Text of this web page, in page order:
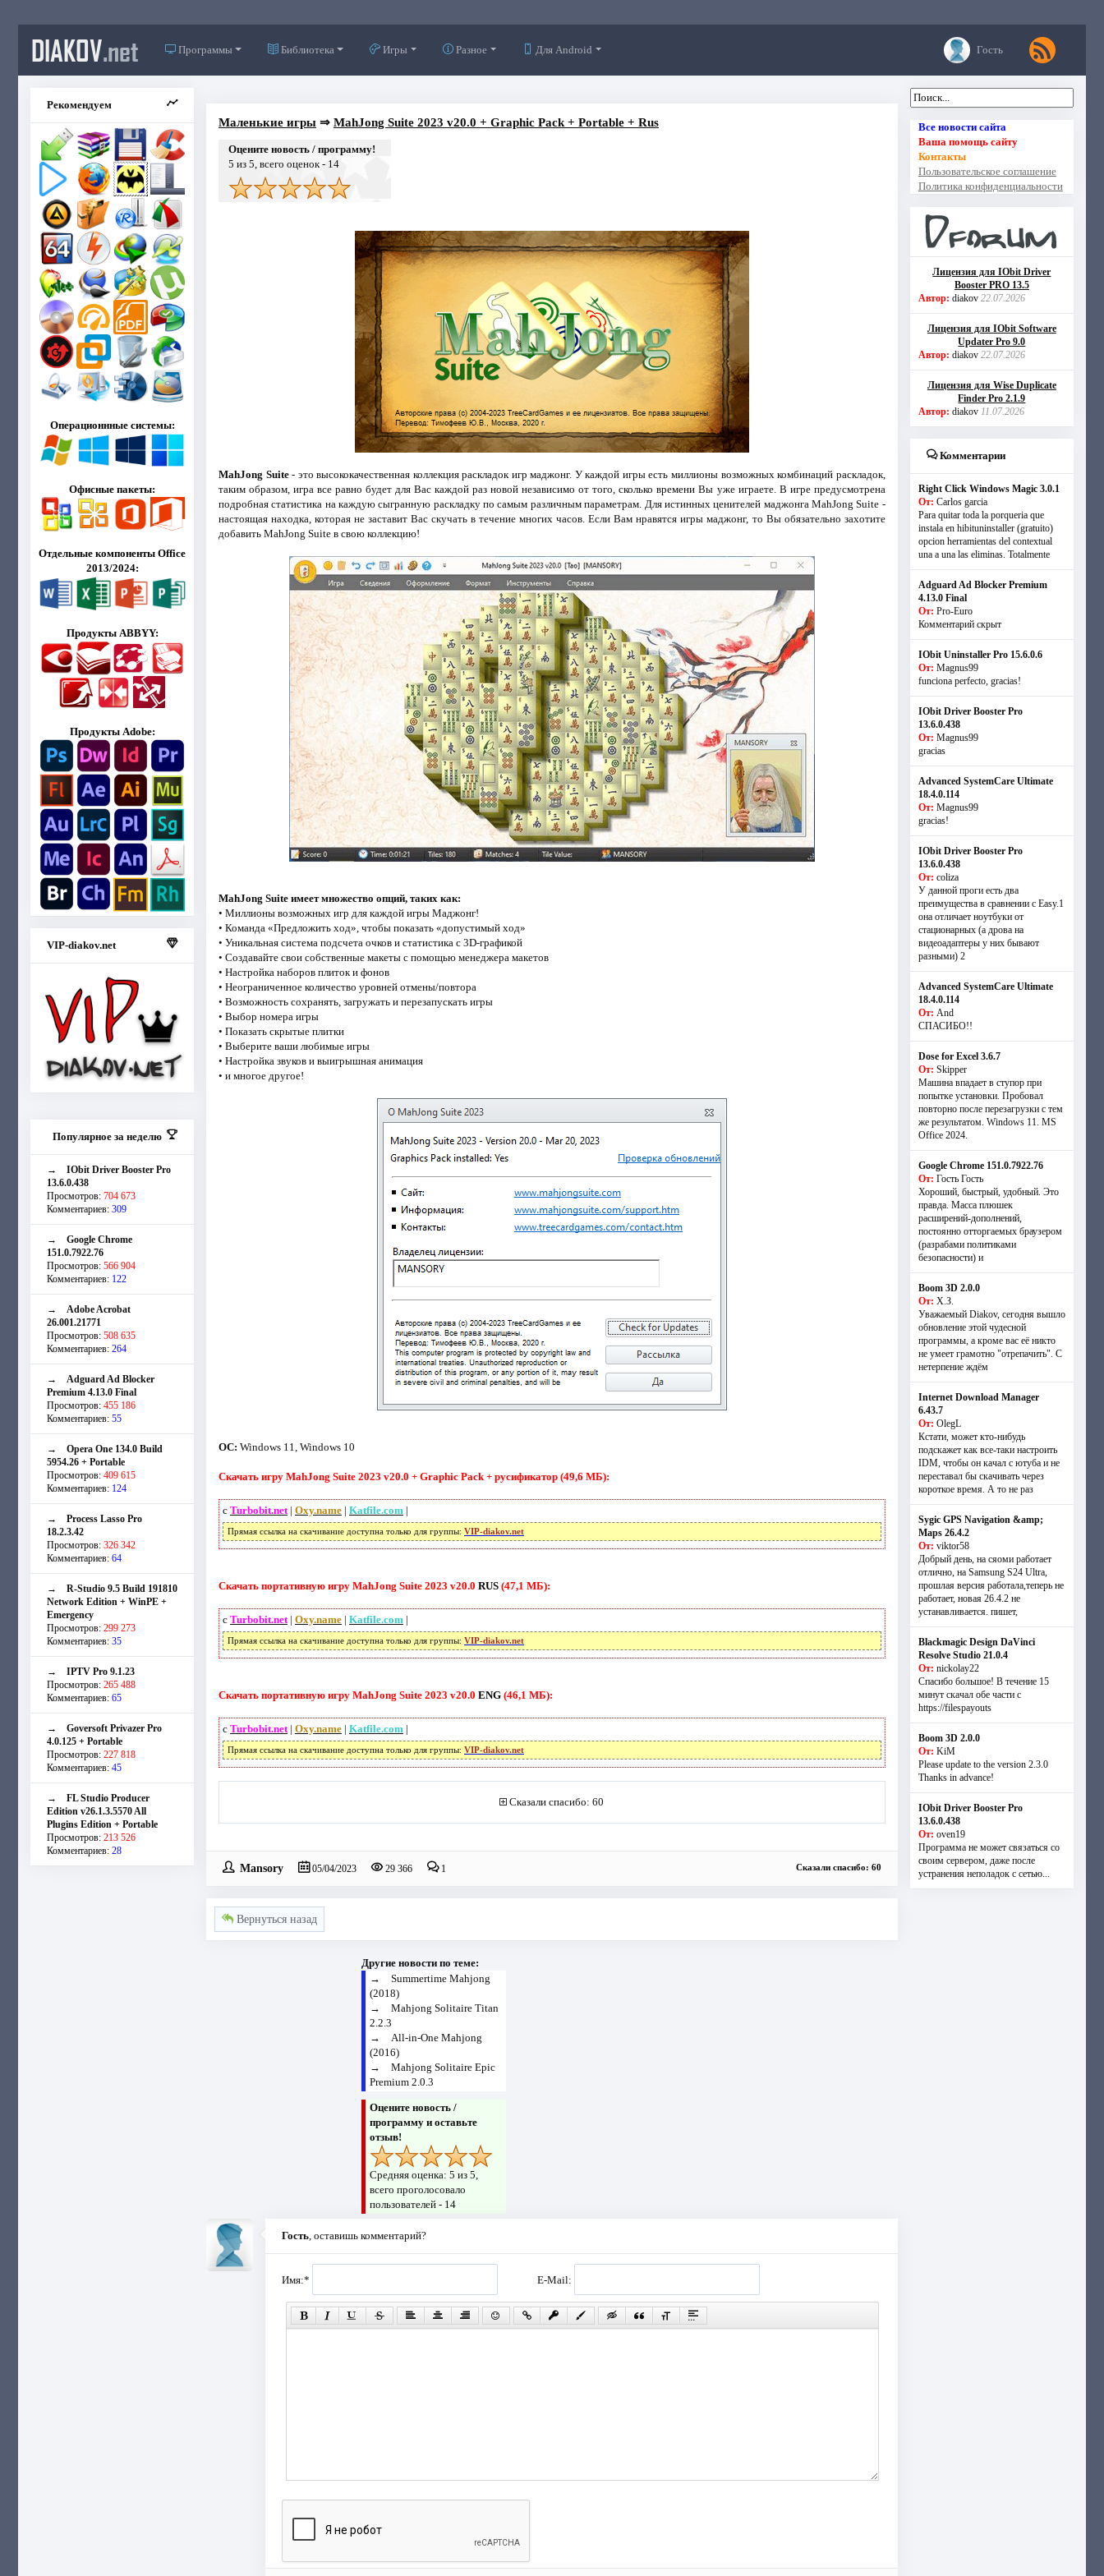
DIAKOV.net Программы Библиотека Игры Разное Для Android Гость
Рекомендуем
Операционнные системы:
Офисные пакеты:
Отдельные компоненты Office
2013/2024:
Продукты ABBYY:
Продукты Adobe:
VIP-diakov.net
Популярное за неделю
→ IObit Driver Booster Pro
13.6.0.438
Просмотров: 704 673
Комментариев: 309
→ Google Chrome
151.0.7922.76
Просмотров: 566 904
Комментариев: 122
→ Adobe Acrobat
26.001.21771
Просмотров: 508 635
Комментариев: 264
→ Adguard Ad Blocker
Premium 4.13.0 Final
Просмотров: 455 186
Комментариев: 55
→ Opera One 134.0 Build
5954.26 + Portable
Просмотров: 409 615
Комментариев: 124
→ Process Lasso Pro
18.2.3.42
Просмотров: 326 342
Комментариев: 64
→ R-Studio 9.5 Build 191810
Network Edition + WinPE +
Emergency
Просмотров: 299 273
Комментариев: 35
→ IPTV Pro 9.1.23
Просмотров: 265 488
Комментариев: 65
→ Goversoft Privazer Pro
4.0.125 + Portable
Просмотров: 227 818
Комментариев: 45
→ FL Studio Producer
Edition v26.1.3.5570 All
Plugins Edition + Portable
Просмотров: 213 526
Комментариев: 28
Маленькие игры⇒ MahJong Suite 2023 v20.0 + Graphic Pack + Portable + Rus
Оцените новость / программу!
5 из 5, всего оценок - 14
MahJong Suite- это высококачественная коллекция раскладок игр маджонг. У каждой игры есть миллионы возможных комбинаций раскладок,
таким образом, игра все равно будет для Вас каждой раз новой независимо от того, сколько времени Вы уже играете. В игре предусмотрена
подробная статистика на каждую сыгранную раскладку по самым различным параметрам. Для истинных ценителей маджонга MahJong Suite -
настоящая находка, которая не заставит Вас скучать в течение многих часов. Если Вам нравятся игры маджонг, то Вы обязательно захотите
добавить MahJong Suite в свою коллекцию!
MahJong Suite имеет множество опций, таких как:
• Миллионы возможных игр для каждой игры Маджонг!
• Команда «Предложить ход», чтобы показать «допустимый ход»
• Уникальная система подсчета очков и статистика с 3D-графикой
• Создавайте свои собственные макеты с помощью менеджера макетов
• Настройка наборов плиток и фонов
• Неограниченное количество уровней отмены/повтора
• Возможность сохранять, загружать и перезапускать игры
• Выбор номера игры
• Показать скрытые плитки
• Выберите ваши любимые игры
• Настройка звуков и выигрышная анимация
• и многое другое!
ОС: Windows 11, Windows 10
Скачать игру MahJong Suite 2023 v20.0 + Graphic Pack + русификатор (49,6 МБ):
с Turbobit.net| Oxy.name| Katfile.com |
Прямая ссылка на скачивание доступна только для группы: VIP-diakov.net
Скачать портативную игру MahJong Suite 2023 v20.0 RUS(47,1 МБ):
с Turbobit.net| Oxy.name| Katfile.com |
Прямая ссылка на скачивание доступна только для группы: VIP-diakov.net
Скачать портативную игру MahJong Suite 2023 v20.0 ENG(46,1 МБ):
с Turbobit.net| Oxy.name| Katfile.com |
Прямая ссылка на скачивание доступна только для группы: VIP-diakov.net
Сказали спасибо: 60
Mansory 05/04/2023 29 366 1 Сказали спасибо: 60
Вернуться назад
Другие новости по теме:
→ Summertime Mahjong
(2018)
→ Mahjong Solitaire Titan
2.2.3
→ All-in-One Mahjong
(2016)
→ Mahjong Solitaire Epic
Premium 2.0.3
Оцените новость /
программу и оставьте
отзыв!
Средняя оценка: 5 из 5,
всего проголосовало
пользователей - 14
Гость, оставишь комментарий?
Имя:* E-Mail:
Все новости сайта
Ваша помощь сайту
Контакты
Пользовательское соглашение
Политика конфиденциальности
Лицензия для IObit Driver
Booster PRO 13.5
Автор: diakov 22.07.2026
Лицензия для IObit Software
Updater Pro 9.0
Автор: diakov 22.07.2026
Лицензия для Wise Duplicate
Finder Pro 2.1.9
Автор: diakov 11.07.2026
Комментарии
Right Click Windows Magic 3.0.1
От: Carlos garcia
Para quitar toda la porqueria que
instala en hibituninstaller (gratuito)
opcion herramientas del contextual
una a una las eliminas. Totalmente
Adguard Ad Blocker Premium
4.13.0 Final
От: Pro-Euro
Комментарий скрыт
IObit Uninstaller Pro 15.6.0.6
От: Magnus99
funciona perfecto, gracias!
IObit Driver Booster Pro
13.6.0.438
От: Magnus99
gracias
Advanced SystemCare Ultimate
18.4.0.114
От: Magnus99
gracias!
IObit Driver Booster Pro
13.6.0.438
От: coliza
У данной проги есть два
преимущества в сравнении с Easy.1
она отличает ноутбуки от
стационарных (а дрова на
видеоадаптеры у них бывают
разными) 2
Advanced SystemCare Ultimate
18.4.0.114
От: And
СПАСИБО!!
Dose for Excel 3.6.7
От: Skipper
Машина впадает в ступор при
попытке установки. Пробовал
повторно после перезагрузки с тем
же результатом. Windows 11. MS
Offiсe 2024.
Google Chrome 151.0.7922.76
От: Гость Гость
Хороший, быстрый, удобный. Это
правда. Масса плюшек
расширений-дополнений,
постоянно отторгаемых браузером
(разрабами политиками
безопасности) и
Boom 3D 2.0.0
От: Х.З.
Уважаемый Diakov, сегодня вышло
обновление этой чудесной
программы, а кроме вас её никто
не умеет грамотно "отрепачить". С
нетерпение ждём
Internet Download Manager
6.43.7
От: OlegL
Кстати, может кто-нибудь
подскажет как все-таки настроить
IDM, чтобы он качал с ютуба и не
переставал бы скачивать через
короткое время. А то не раз
Sygic GPS Navigation &amp;
Maps 26.4.2
От: viktor58
Добрый день, на сяоми работает
отлично, на Samsung S24 Ultra,
прошлая версия работала,теперь не
работает, новая 26.4.2 не
устанавливается. пишет,
Blackmagic Design DaVinci
Resolve Studio 21.0.4
От: nickolay22
Спасибо большое! В течение 15
минут скачал обе части с
https://filespayouts
Boom 3D 2.0.0
От: KiM
Please update to the version 2.3.0
Thanks in advance!
IObit Driver Booster Pro
13.6.0.438
От: oven19
Программа не может связаться со
своим сервером, даже после
устранения неполадок с сетью...